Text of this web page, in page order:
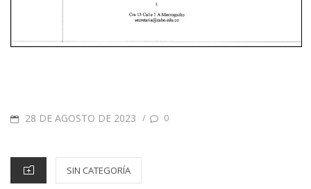
28 DE AGOSTO DE 2023 / 0
SIN CATEGORÍA